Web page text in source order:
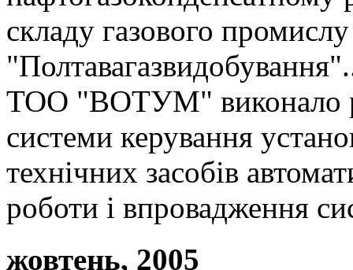
складу газового
ТОО "ВОТУМ" виконало
системи керування
технічних засобів
роботи і впровадження
жовтень, 2005